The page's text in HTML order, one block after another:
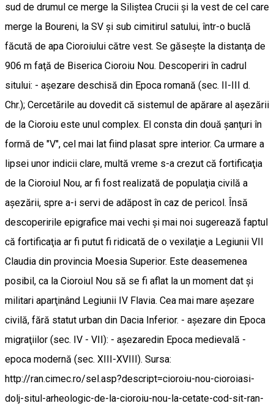
sud de drumul ce merge la Siliştea Crucii şi la vest de cel care
merge la Boureni, la SV şi sub cimitirul satului, într-o buclă
făcută de apa Cioroiului către vest. Se găseşte la distanţa de
906 m faţă de Biserica Cioroiu Nou. Descoperiri în cadrul
sitului: - aşezare deschisă din Epoca romană (sec. II-III d.
Chr.); Cercetările au dovedit că sistemul de apărare al aşezării
de la Cioroiu este unul complex. El consta din două şanţuri în
formă de "V", cel mai lat fiind plasat spre interior. Ca urmare a
lipsei unor indicii clare, multă vreme s-a crezut că fortificaţia
de la Cioroiul Nou, ar fi fost realizată de populaţia civilă a
aşezării, spre a-i servi de adăpost în caz de pericol. Însă
descoperirile epigrafice mai vechi şi mai noi sugerează faptul
că fortificaţia ar fi putut fi ridicată de o vexilaţie a Legiunii VII
Claudia din provincia Moesia Superior. Este deasemenea
posibil, ca la Cioroiul Nou să se fi aflat la un moment dat şi
militari aparţinând Legiunii IV Flavia. Cea mai mare aşezare
civilă, fără statut urban din Dacia Inferior. - aşezare din Epoca
migraţiilor (sec. IV - VII): - aşezaredin Epoca medievală -
epoca modernă (sec. XIII-XVIII). Sursa:
http://ran.cimec.ro/sel.asp?descript=cioroiu-nou-cioroiasi-
dolj-situl-arheologic-de-la-cioroiu-nou-la-cetate-cod-sit-ran-